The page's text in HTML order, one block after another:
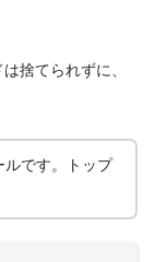
捨てられずに、
です。トップ